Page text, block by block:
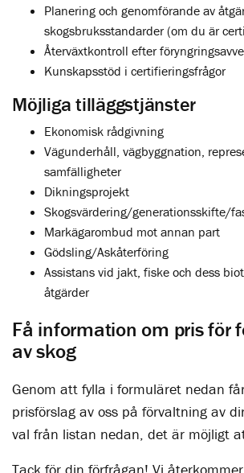
Planering och genomförande av
skogsbruksstandarder (om du är
Återväxtkontroll efter
Kunskapsstöd i certifieringsfrågor
Möjliga tilläggstjänster
Ekonomisk rådgivning
Vägunderhåll, vägbyggnation,
samfälligheter
Dikningsprojekt
Skogsvärdering/generationsskifte/
Markägarombud mot annan part
Gödsling/Askåterföring
Assistans vid jakt, fiske och dess
åtgärder
Få information om pris för
av skog
Genom att fylla i formuläret nedan
prisförslag av oss på förvaltning av
val från listan nedan, det är möjligt